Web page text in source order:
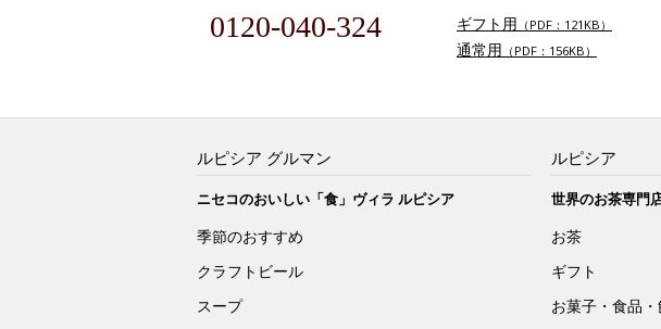
0120-040-324 ギフト用 （PDF：121KB）
通常用 （PDF：156KB）
ルピシア グルマン
ニセコのおいしい「食」ヴィラ ルピシア
季節のおすすめ
クラフトビール
スープ
ルピシア
世界のお茶専門
お茶
ギフト
お菓子・食品